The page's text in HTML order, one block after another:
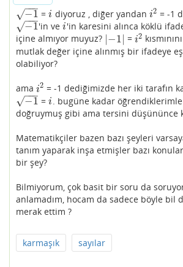
−1
−−
−
√
−1 =i
i diyoruz , diğer yandan i2
i2 = -1
−1
−−
−
√
−1 'in vei
i 'in karesini alınca köklü
içine almıyor muyuz? −1
|−1| =i2
i2
mutlak değer içine alınmış bir ifadeye
olabiliyor?
ama i2
i2 = -1 dediğimizde her iki tarafın
−1
−−
−
√
−1 =i
i
. bugüne kadar
doğruymuş gibi ama tersini düşününce
Matematikçiler bazen bazı şeyleri
tanım yaparak inşa etmişler bazı
bir şey?
Bilmiyorum, çok basit bir soru da
anlamadım, hocam da sadece böyle bil
merak ettim ?
karmaşık sayılar